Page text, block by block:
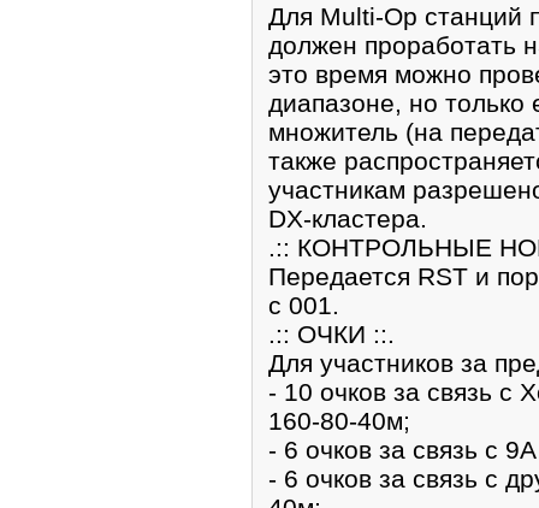
Для Multi-Op станций
должен проработать
это время можно
диапазоне, но
множитель (на
также
участникам
DX-кластера.
.:: КОНТРОЛЬНЫЕ
Передается RST и
с 001.
.:: ОЧКИ ::.
Для участников за
- 10 очков за связь с
160-80-40м;
- 6 очков за связь с
- 6 очков за связь с